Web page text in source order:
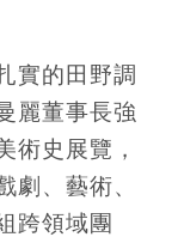
實的田野調
麗董事長強
術史展覽，
劇、藝術、
跨領域團